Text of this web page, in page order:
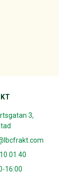
3,
01 40
16:00